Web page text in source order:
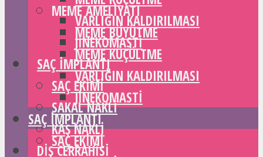
VARLIĞIN KALDIRILMASI
JINEKOMASTI
SAÇ IMPLANTI
SAÇ EKIMI
SAKAL NAKLI
KAŞ NAKLI
DIŞ CERRAHISI
MEME AMELIYATI
MEME BÜYÜTME
MEME KÜÇÜLTME
VARLIĞIN KALDIRILMASI
JINEKOMASTI
SAÇ IMPLANTI
SAÇ EKIMI